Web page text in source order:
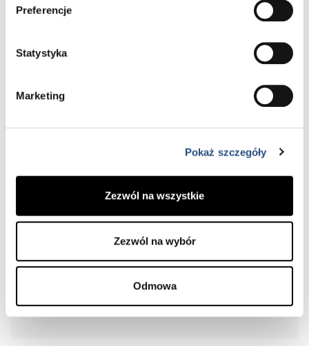
Preferencje
Statystyka
Marketing
Pokaż szczegóły
Zezwól na wszystkie
Zezwól na wybór
Odmowa
od ręki
SPRAWDŹ